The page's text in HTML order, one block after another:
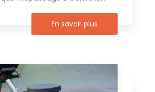
En savoir plus